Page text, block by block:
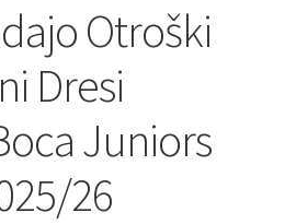
Otroški
Dresi
Juniors
26